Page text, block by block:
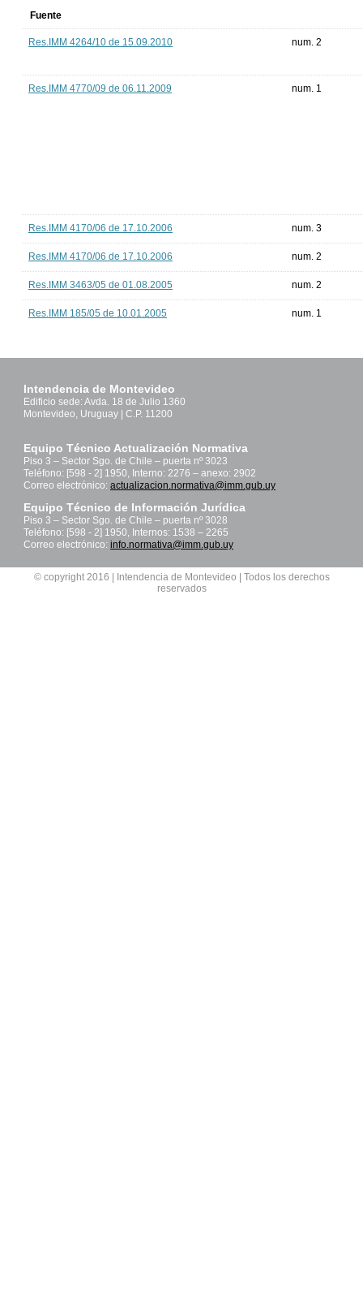
Fuente
Res.IMM 4264/10 de 15.09.2010 num. 2
Res.IMM 4770/09 de 06.11.2009 num. 1
Res.IMM 4170/06 de 17.10.2006 num. 3
Res.IMM 4170/06 de 17.10.2006 num. 2
Res.IMM 3463/05 de 01.08.2005 num. 2
Res.IMM 185/05 de 10.01.2005 num. 1
Intendencia de Montevideo
Edificio sede: Avda. 18 de Julio 1360
Montevideo, Uruguay | C.P. 11200
Equipo Técnico Actualización Normativa
Piso 3 – Sector Sgo. de Chile – puerta nº 3023
Teléfono: [598 - 2] 1950, Interno: 2276 – anexo: 2902
Correo electrónico: actualizacion.normativa@imm.gub.uy
Equipo Técnico de Información Jurídica
Piso 3 – Sector Sgo. de Chile – puerta nº 3028
Teléfono: [598 - 2] 1950, Internos: 1538 – 2265
Correo electrónico: info.normativa@imm.gub.uy
© copyright 2016 | Intendencia de Montevideo | Todos los derechos
reservados